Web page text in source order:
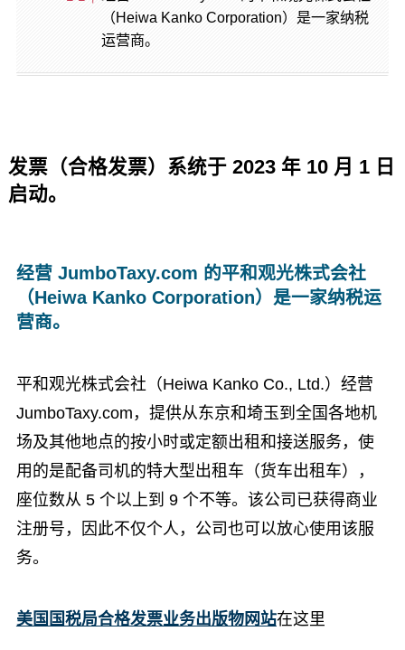
（Heiwa Kanko Corporation）是一家纳税
运营商。
发票（合格发票）系统于 2023 年 10 月 1 日
启动。
经营 JumboTaxy.com 的平和观光株式会社
（Heiwa Kanko Corporation）是一家纳税运
营商。
平和观光株式会社（Heiwa Kanko Co., Ltd.）经营
JumboTaxy.com，提供从东京和埼玉到全国各地机
场及其他地点的按小时或定额出租和接送服务，使
用的是配备司机的特大型出租车（货车出租车），
座位数从 5 个以上到 9 个不等。该公司已获得商业
注册号，因此不仅个人，公司也可以放心使用该服
务。
美国国税局合格发票业务出版物网站在这里